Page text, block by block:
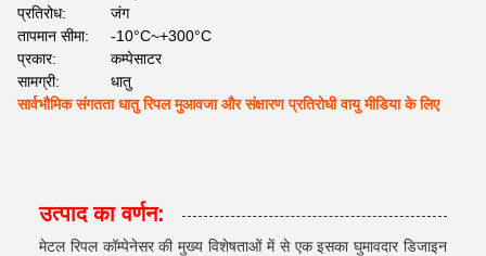
प्रतिरोध:
जंग
तापमान सीमा:
-10°C~+300°C
प्रकार:
कम्पेसाटर
सामग्री:
धातु
सार्वभौमिक संगतता धातु रिपल मुआवजा और संक्षारण प्रतिरोधी वायु मीडिया के लिए
उत्पाद का वर्णन:
मेटल रिपल कॉम्पेनेसर की मुख्य विशेषताओं में से एक इसका घुमावदार डिजाइन